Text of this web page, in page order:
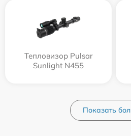
Тепловизор Pulsar
Sunlight N455
Показать